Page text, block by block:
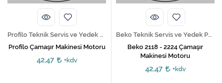
Profilo Teknik Servis ve Yedek Parça Hizmetleri
Profilo Çamaşır Makinesi Motoru
42,47 +kdv
Beko Teknik Servis ve Yedek Parça Hizmetleri
Beko 2118 - 2224 Çamaşır
Makinesi Motoru
42,47 +kdv